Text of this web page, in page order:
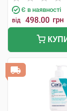
Є в наявності
від 498.00 грн